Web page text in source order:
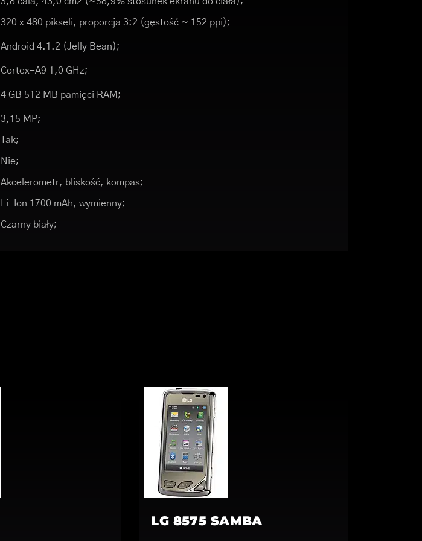
320 x 480 pikseli, proporcja 3:2 (gęstość ~ 152 ppi);
Android 4.1.2 (Jelly Bean);
Cortex-A9 1,0 GHz;
4 GB 512 MB pamięci RAM;
3,15 MP;
Tak;
Nie;
Akcelerometr, bliskość, kompas;
Li-Ion 1700 mAh, wymienny;
Czarny biały;
LG 8575 SAMBA